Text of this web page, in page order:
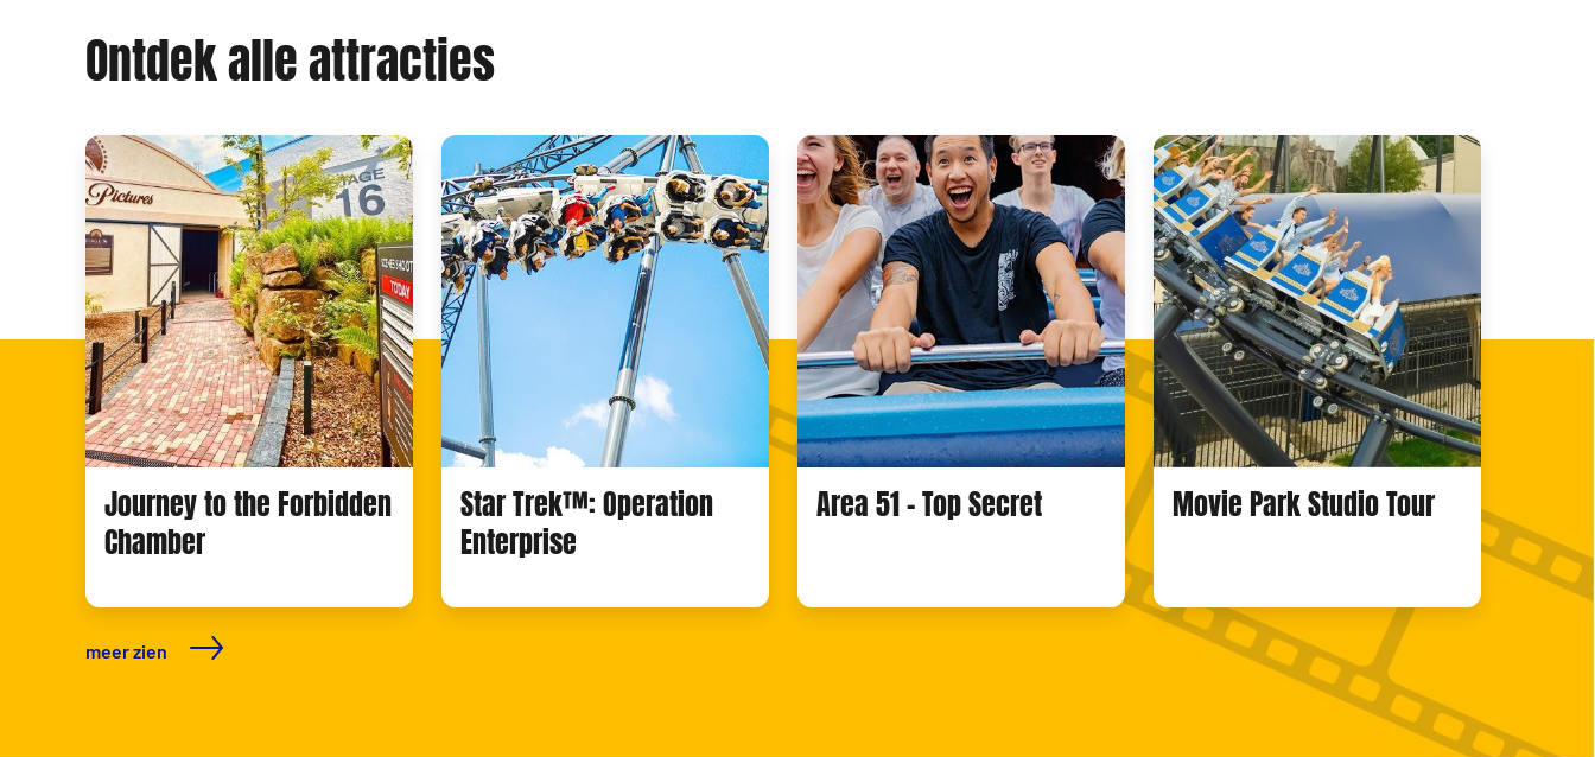
Ontdek alle attracties
Journey to the Forbidden
Chamber
Star Trek™: Operation
Enterprise
Area 51 - Top Secret Movie Park Studio Tour
meer zien